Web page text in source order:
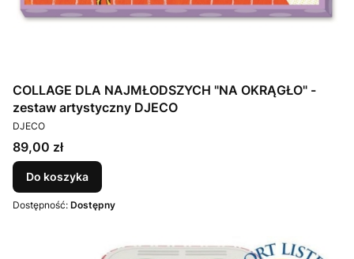
COLLAGE DLA NAJMŁODSZYCH "NA OKRĄGŁO" -
zestaw artystyczny DJECO
PRODUCENT
DJECO
Cena
89,00 zł
Do koszyka
Dostępność: Dostępny